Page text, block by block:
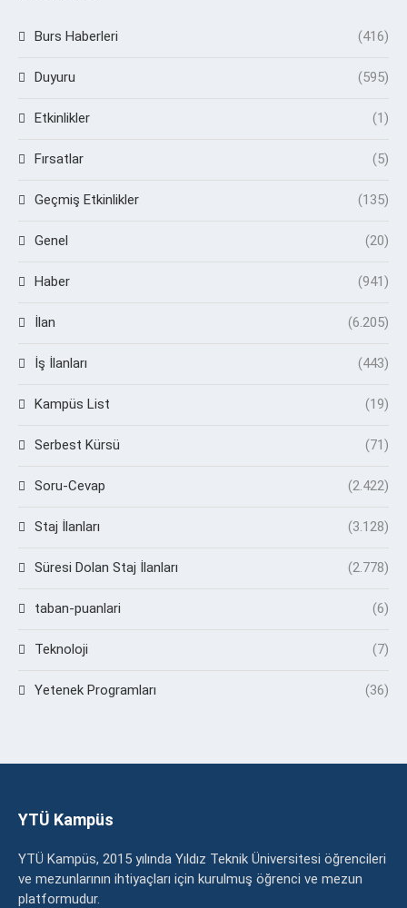
Burs Haberleri (416)
Duyuru (595)
Etkinlikler (1)
Fırsatlar (5)
Geçmiş Etkinlikler (135)
Genel (20)
Haber (941)
İlan (6.205)
İş İlanları (443)
Kampüs List (19)
Serbest Kürsü (71)
Soru-Cevap (2.422)
Staj İlanları (3.128)
Süresi Dolan Staj İlanları (2.778)
taban-puanlari (6)
Teknoloji (7)
Yetenek Programları (36)
YTÜ Kampüs
YTÜ Kampüs, 2015 yılında Yıldız Teknik Üniversitesi öğrencileri
ve mezunlarının ihtiyaçları için kurulmuş öğrenci ve mezun
platformudur.